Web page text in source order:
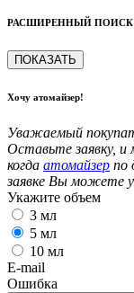
РАСШИРЕННЫЙ ПОИСК
ПОКАЗАТЬ
Хочу атомайзер!
Уважаемый
Оставьте заявку, и
когда атомайзер по
заявке Вы можете
Укажите объем
3 мл
5 мл
10 мл
E-mail
Ошибка